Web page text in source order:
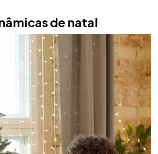
de natal